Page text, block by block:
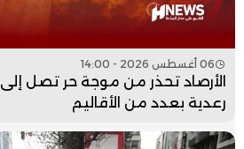
06 أغسطس 2026 - 14:00
رعدية بعدد من الأقاليم